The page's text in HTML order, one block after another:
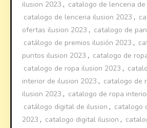
ilusion 2023 , catalogo de lenceria
catalogo de lenceria ilusion 2023 ,
ofertas ilusion 2023 , catalogo de
catálogo de premios ilusión 2023 ,
puntos ilusion 2023 , catalogo de
catalogo de ropa ilusion 2023 ,
interior de ilusion 2023 , catalogo de
ilusion 2023 , catalogo de ropa
catálogo digital de ilusion , catalogo
2023 , catalogo digital ilusion ,